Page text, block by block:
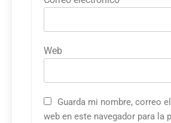
Web
Guarda mi nombre, correo
web en este navegador para la